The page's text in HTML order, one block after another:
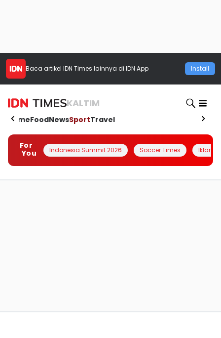
Baca artikel IDN Times lainnya di IDN App Install
KALTIM
HomeFoodNewsSportTravel
For
You
Indonesia Summit 2026 Soccer Times Iklanin